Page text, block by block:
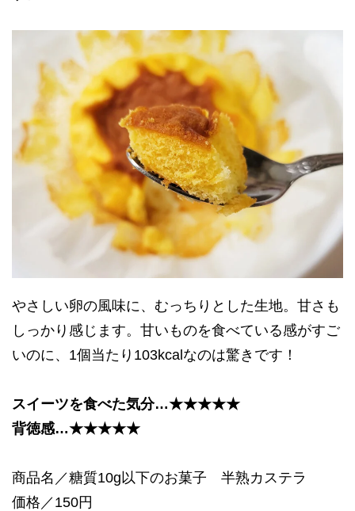
やさしい卵の風味に、むっちりとした生地。甘さも
しっかり感じます。甘いものを食べている感がすご
いのに、1個当たり103kcalなのは驚きです！
スイーツを食べた気分…★★★★★
背徳感…★★★★★
商品名／糖質10g以下のお菓子 半熟カステラ
価格／150円